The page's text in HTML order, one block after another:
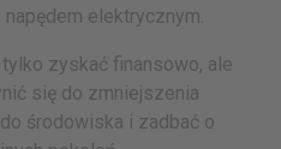
elektrycznym.
zyskać finansowo, ale
się do zmniejszenia
środowiska i zadbać o